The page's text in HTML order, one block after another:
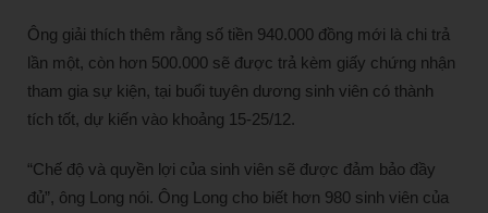
Ông giải thích thêm rằng số tiền 940.000 đồng mới là chi trả
lần một, còn hơn 500.000 sẽ được trả kèm giấy chứng nhận
tham gia sự kiện, tại buổi tuyên dương sinh viên có thành
tích tốt, dự kiến vào khoảng 15-25/12.
“Chế độ và quyền lợi của sinh viên sẽ được đảm bảo đầy
đủ”, ông Long nói. Ông Long cho biết hơn 980 sinh viên của